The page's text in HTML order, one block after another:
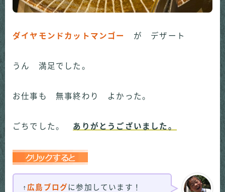
ダイヤモンドカットマンゴー が デザート
うん 満足でした。
お仕事も 無事終わり よかった。
ごちでした。 ありがとうございました。
↑ 広島ブログに参加しています！